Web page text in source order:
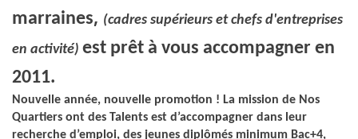
marraines, (cadres supérieurs et chefs d'entreprises
en activité) est prêt à vous accompagner en
2011.
Nouvelle année, nouvelle promotion ! La mission de Nos
Quartiers ont des Talents est d’accompagner dans leur
recherche d’emploi, des jeunes diplômés minimum Bac+4,